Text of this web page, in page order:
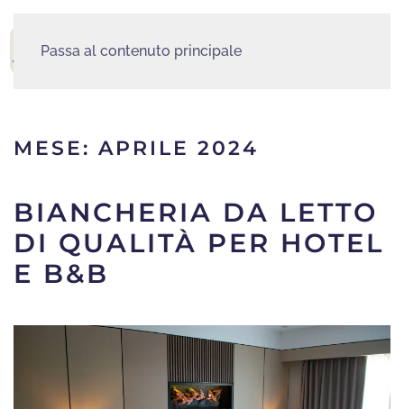
Passa al contenuto principale
MESE: APRILE 2024
BIANCHERIA DA LETTO
DI QUALITÀ PER HOTEL
E B&B